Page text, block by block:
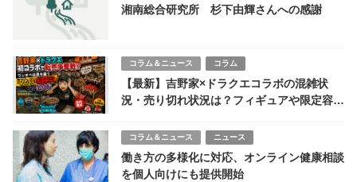
湘南総合研究所 杉下由輝さんへの感謝
コラム＆ニュース コラム
【最新】吉野家×ドラクエコラボの混雑状
況・売り切れ状況は？フィギュアや限定容器
コラム＆ニュース ニュース
働き方の多様化に対応、オンライン健康相談
を個人向けにも提供開始